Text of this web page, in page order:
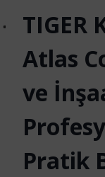
TIGER
Atlas
ve
Pratik